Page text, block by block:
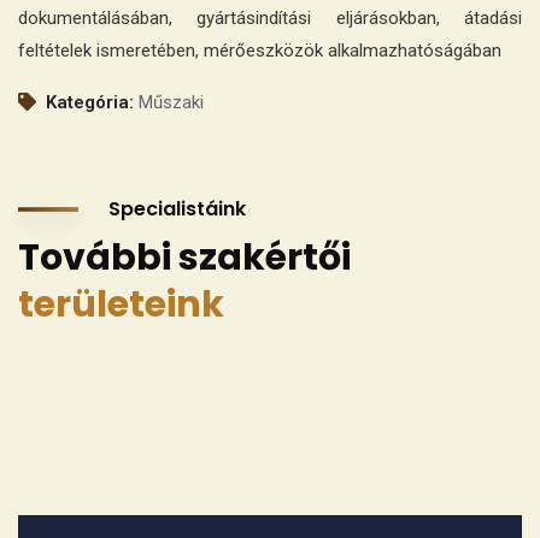
dokumentálásában, gyártásindítási eljárásokban, átadási
feltételek ismeretében, mérőeszközök alkalmazhatóságában
Kategória: Műszaki
Specialistáink
További szakértői
területeink